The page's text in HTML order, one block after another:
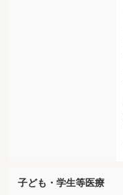
子ども・学生等医療